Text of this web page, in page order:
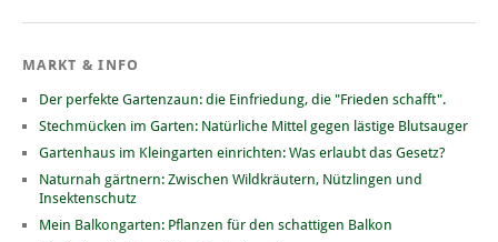
MARKT & INFO
Der perfekte Gartenzaun: die Einfriedung, die "Frieden schafft".
Stechmücken im Garten: Natürliche Mittel gegen lästige Blutsauger
Gartenhaus im Kleingarten einrichten: Was erlaubt das Gesetz?
Naturnah gärtnern: Zwischen Wildkräutern, Nützlingen und
Insektenschutz
Mein Balkongarten: Pflanzen für den schattigen Balkon